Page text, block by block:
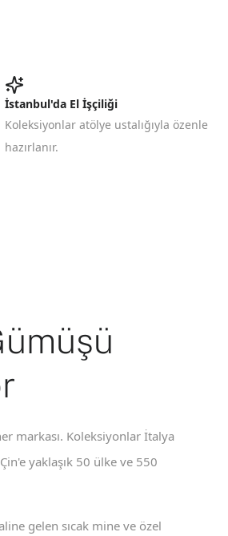
İstanbul'da El İşçiliği
Koleksiyonlar atölye ustalığıyla özenle
hazırlanır.
markası. Koleksiyonlar İtalya
yaklaşık 50 ülke ve 550
gelen sıcak mine ve özel